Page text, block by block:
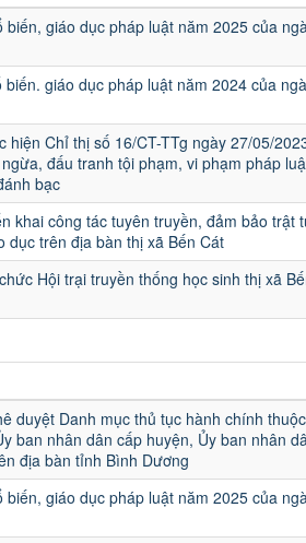
biến, giáo dục pháp luật năm 2025 của
biến. giáo dục pháp luật năm 2024 của
hiện Chỉ thị số 16/CT-TTg ngày 27/05/
đấu tranh tội phạm, vi phạm pháp
bạc
khai công tác tuyên truyền, đảm bảo
dục trên địa bàn thị xã Bến Cát
Hội trại truyền thống học sinh thị xã
duyệt Danh mục thủ tục hành chính
ban nhân dân cấp huyện, Ủy ban nhân
địa bàn tỉnh Bình Dương
biến, giáo dục pháp luật năm 2025 của